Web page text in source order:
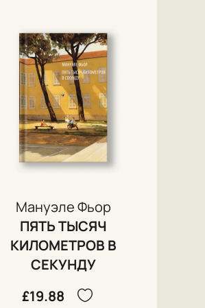
Мануэле Фьор
ПЯТЬ ТЫСЯЧ
КИЛОМЕТРОВ В
СЕКУНДУ
£19.88